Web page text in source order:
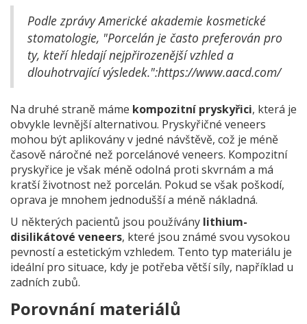
Podle zprávy Americké akademie kosmetické
stomatologie, "Porcelán je často preferován pro
ty, kteří hledají nejpřirozenější vzhled a
dlouhotrvající výsledek.":https://www.aacd.com/
Na druhé straně máme kompozitní pryskyřici, která je
obvykle levnější alternativou. Pryskyřičné veneers
mohou být aplikovány v jedné návštěvě, což je méně
časově náročné než porcelánové veneers. Kompozitní
pryskyřice je však méně odolná proti skvrnám a má
kratší životnost než porcelán. Pokud se však poškodí,
oprava je mnohem jednodušší a méně nákladná.
U některých pacientů jsou používány lithium-
disilikátové veneers, které jsou známé svou vysokou
pevností a estetickým vzhledem. Tento typ materiálu je
ideální pro situace, kdy je potřeba větší síly, například u
zadních zubů.
Porovnání materiálů